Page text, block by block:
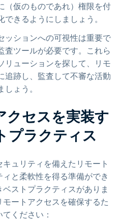
（仮のものであれ）権限を付
きるようにしましょう。
ッションへの可視性は重要で
査ツールが必要です。これら
リューションを探して、リモ
追跡し、監査して不審な活動
ょう。
クセスを実装す
プラクティス
ュリティを備えたリモート
と柔軟性を得る準備ができ
ストプラクティスがありま
ートアクセスを確保するた
ください：